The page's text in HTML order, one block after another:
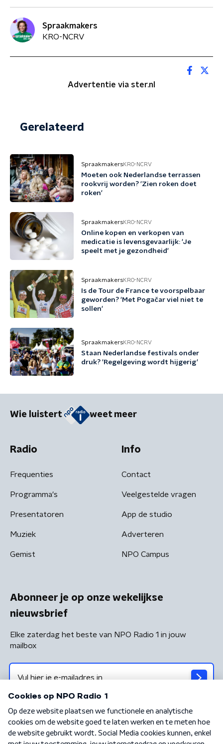
Spraakmakers
KRO-NCRV
Advertentie via ster.nl
Gerelateerd
SpraakmakersKRO-NCRV
Moeten ook Nederlandse terrassen
rookvrij worden? 'Zien roken doet
roken'
SpraakmakersKRO-NCRV
Online kopen en verkopen van
medicatie is levensgevaarlijk: 'Je
speelt met je gezondheid'
SpraakmakersKRO-NCRV
Is de Tour de France te voorspelbaar
geworden? 'Met Pogačar viel niet te
sollen'
SpraakmakersKRO-NCRV
Staan Nederlandse festivals onder
druk? 'Regelgeving wordt hijgerig'
Wie luistert weet meer
Radio
Frequenties
Programma's
Presentatoren
Muziek
Gemist
Info
Contact
Veelgestelde vragen
App de studio
Adverteren
NPO Campus
Abonneer je op onze wekelijkse
nieuwsbrief
Elke zaterdag het beste van NPO Radio 1 in jouw
mailbox
Algemene voorwaarden